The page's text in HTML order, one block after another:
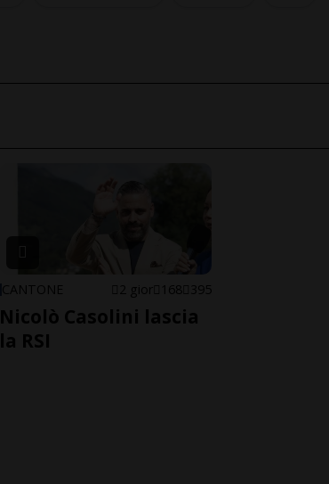
CANTONE 2 gior 168 395
Nicolò Casolini lascia
la RSI